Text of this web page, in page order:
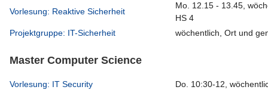
Vorlesung: Reaktive Sicherheit
Mo. 12.15 - 13.45,
HS 4
Projektgruppe: IT-Sicherheit
wöchentlich, Ort und
Master Computer Science
Vorlesung: IT Security Do. 10:30-12,